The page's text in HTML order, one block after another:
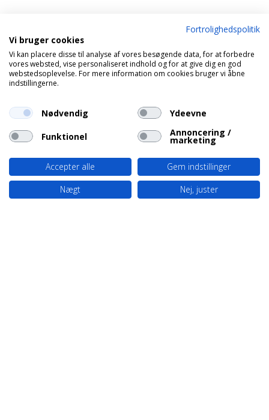
Fortrolighedspolitik
Vi bruger cookies
Vi kan placere disse til analyse af vores besøgende data, for at forbedre
vores websted, vise personaliseret indhold og for at give dig en god
webstedsoplevelse. For mere information om cookies bruger vi åbne
indstillingerne.
Nødvendig Ydeevne
Funktionel Annoncering /
marketing
Accepter alle
Gem indstillinger
Nægt
Nej, juster